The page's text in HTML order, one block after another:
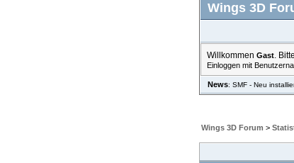
Wings 3D
Willkommen Gast. Bitte
Einloggen mit
News: SMF - Neu
Wings 3D Forum >